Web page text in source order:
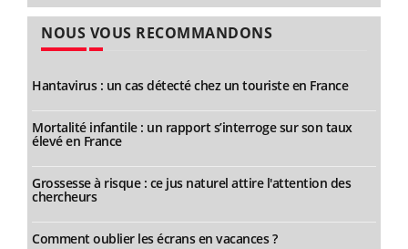
NOUS VOUS RECOMMANDONS
Hantavirus : un cas détecté chez un touriste en France
Mortalité infantile : un rapport s’interroge sur son taux
élevé en France
Grossesse à risque : ce jus naturel attire l'attention des
chercheurs
Comment oublier les écrans en vacances ?